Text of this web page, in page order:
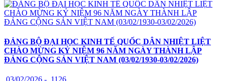
ĐẢNG BỘ ĐẠI HỌC KINH TẾ QUỐC DÂN NHIỆT LIỆT
CHÀO MỪNG KỶ NIỆM 96 NĂM NGÀY THÀNH LẬP
ĐẢNG CỘNG SẢN VIỆT NAM (03/02/1930-03/02/2026)